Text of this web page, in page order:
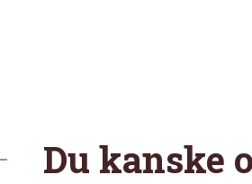
Du kanske